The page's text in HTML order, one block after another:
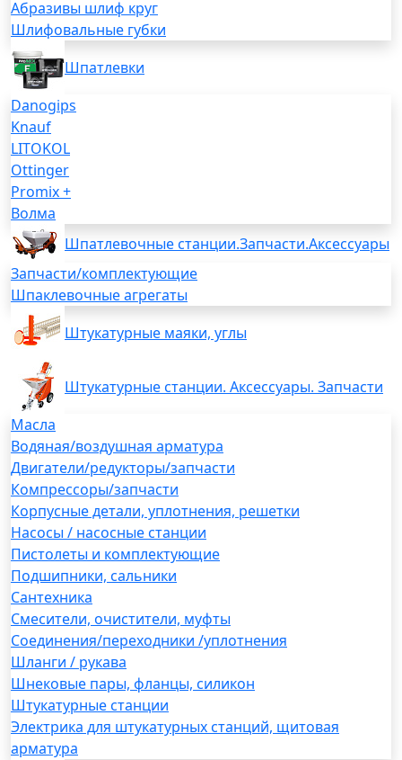
Абразивы шлиф круг
Шлифовальные губки
Шпатлевки
Danogips
Knauf
LITOKOL
Ottinger
Promix +
Волма
Шпатлевочные станции.Запчасти.Аксессуары
Запчасти/комплектующие
Шпаклевочные агрегаты
Штукатурные маяки, углы
Штукатурные станции. Аксессуары. Запчасти
Масла
Водяная/воздушная арматура
Двигатели/редукторы/запчасти
Компрессоры/запчасти
Корпусные детали, уплотнения, решетки
Насосы / насосные станции
Пистолеты и комплектующие
Подшипники, сальники
Сантехника
Смесители, очистители, муфты
Соединения/переходники /уплотнения
Шланги / рукава
Шнековые пары, фланцы, силикон
Штукатурные станции
Электрика для штукатурных станций, щитовая
арматура